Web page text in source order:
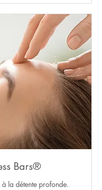
Bars®
la détente profonde.